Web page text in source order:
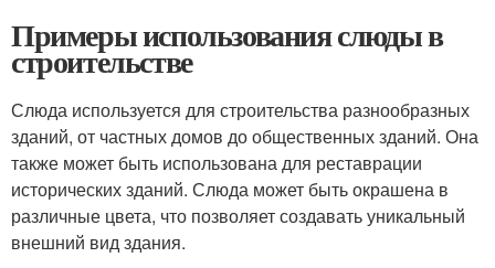
Примеры использования слюды в
строительстве
Слюда используется для строительства разнообразных
зданий, от частных домов до общественных зданий. Она
также может быть использована для реставрации
исторических зданий. Слюда может быть окрашена в
различные цвета, что позволяет создавать уникальный
внешний вид здания.